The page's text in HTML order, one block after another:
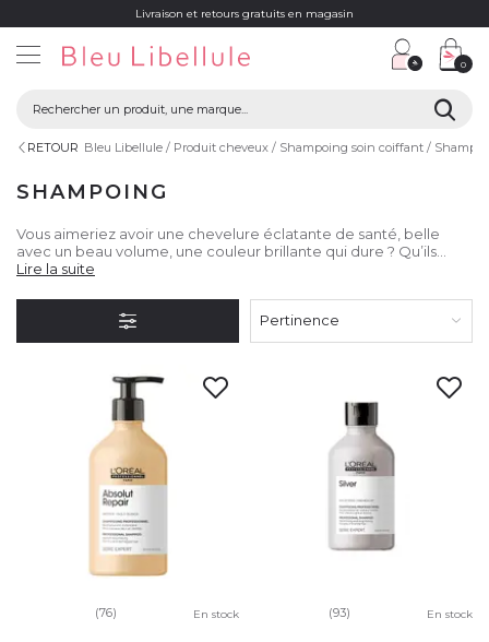
Livraison et retours gratuits en magasin
0
RETOUR Bleu Libellule Produit cheveux Shampoing soin coiffant
SHAMPOING
Vous aimeriez avoir une chevelure éclatante de santé, belle
avec un beau volume, une couleur brillante qui dure ? Qu’ils
soient raides ou bouclés, bruns ou blonds, secs ou gras, vous
choix et d’adapter votre shampooing à votre besoin.
Lire la suite
Pertinence
(76) En stock (93) En stock